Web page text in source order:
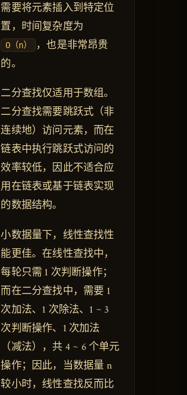
需要将元素插入到特定位
置，时间复杂度为
O（n）
，也是非常昂贵
的。
二分查找仅适用于数组。
二分查找需要跳跃式（非
连续地）访问元素，而在
链表中执行跳跃式访问的
效率较低，因此不适合应
用在链表或基于链表实现
的数据结构。
小数据量下，线性查找性
能更佳。在线性查找中，
每轮只需 1 次判断操作；
而在二分查找中，需要 1
次加法、1 次除法、1 ~ 3
次判断操作、1 次加法
（减法），共 4 ~ 6 个单元
操作；因此，当数据量 n
较小时，线性查找反而比